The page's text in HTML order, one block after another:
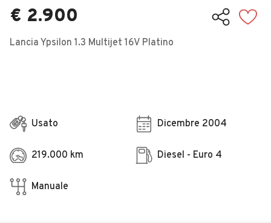
€ 2.900
Lancia Ypsilon 1.3 Multijet 16V Platino
Usato Dicembre 2004
219.000 km Diesel - Euro 4
Manuale